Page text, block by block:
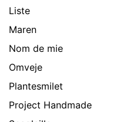
Liste
Maren
Nom de mie
Omveje
Plantesmilet
Project Handmade